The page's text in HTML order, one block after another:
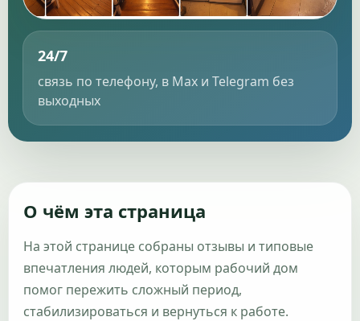
24/7
связь по телефону, в Max и Telegram без
выходных
О чём эта страница
На этой странице собраны отзывы и типовые
впечатления людей, которым рабочий дом
помог пережить сложный период,
стабилизироваться и вернуться к работе.